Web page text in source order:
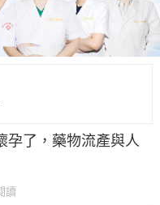
孕了，藥物流產與人
讀